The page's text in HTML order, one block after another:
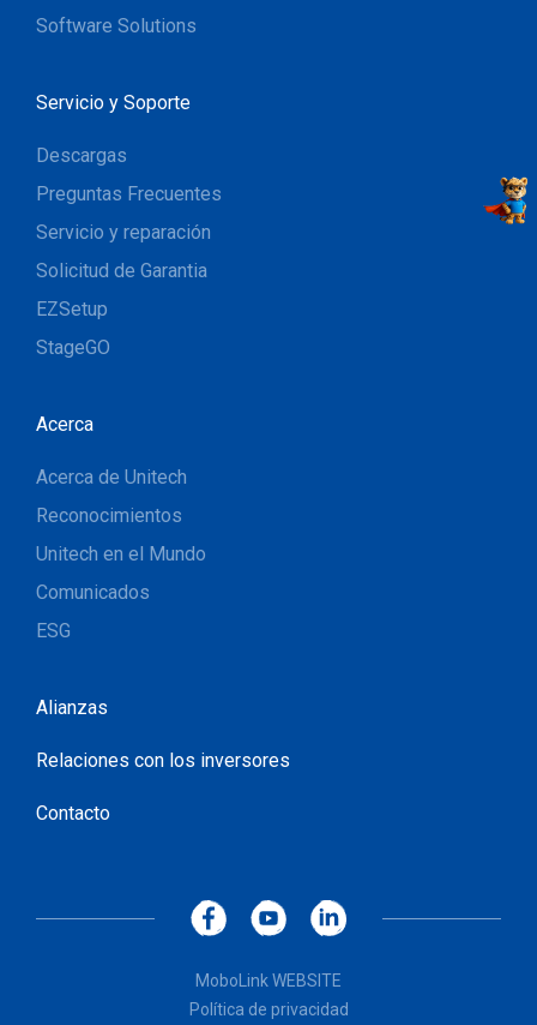
Software Solutions
Servicio y Soporte
Descargas
Preguntas Frecuentes
Servicio y reparación
Solicitud de Garantia
EZSetup
StageGO
Acerca
Acerca de Unitech
Reconocimientos
Unitech en el Mundo
Comunicados
ESG
Alianzas
Relaciones con los inversores
Contacto
MoboLink WEBSITE
Política de privacidad